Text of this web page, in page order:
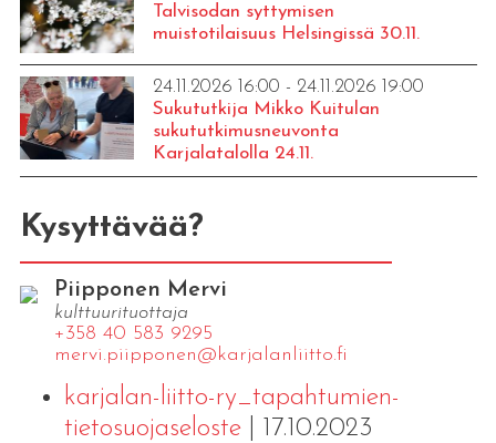
Talvisodan syttymisen
muistotilaisuus Helsingissä 30.11.
24.11.2026 16:00 - 24.11.2026 19:00
Sukututkija Mikko Kuitulan
sukututkimusneuvonta
Karjalatalolla 24.11.
Kysyttävää?
Piipponen Mervi
kulttuurituottaja
+358 40 583 9295
mervi.​piipponen@​kar​jala​nlii​tto.​fi
karjalan-liitto-ry_tapahtumien-
tietosuojaseloste| 17.10.2023